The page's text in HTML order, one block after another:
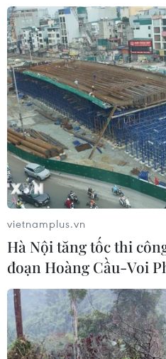
TIN LIÊN QUAN
Chủ động tìm hướng
vietnamplus.vn
Hà Nội tăng tốc thi
đoạn Hoàng Cầu-Voi